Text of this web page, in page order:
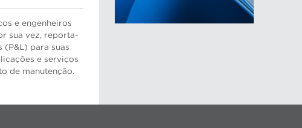
e engenheiros
sua vez, reporta-
para suas
e serviços
de manutenção.